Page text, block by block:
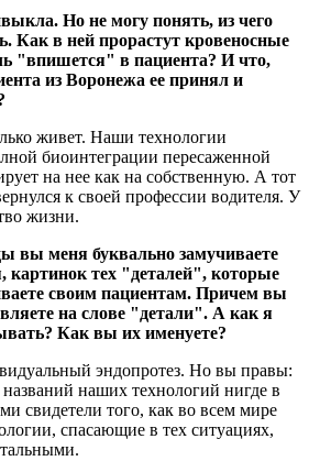
Но не могу понять, из чего
Как в ней прорастут кровеносные
"впишется" в пациента? И что,
из Воронежа ее принял и
живет. Наши технологии
биоинтеграции пересаженной
на нее как на собственную. А тот
к своей профессии водителя. У
жизни.
вы меня буквально замучиваете
картинок тех "деталей", которые
своим пациентам. Причем вы
на слове "детали". А как я
Как вы их именуете?
эндопротез. Но вы правы:
наших технологий нигде в
свидетели того, как во всем мире
спасающие в тех ситуациях,